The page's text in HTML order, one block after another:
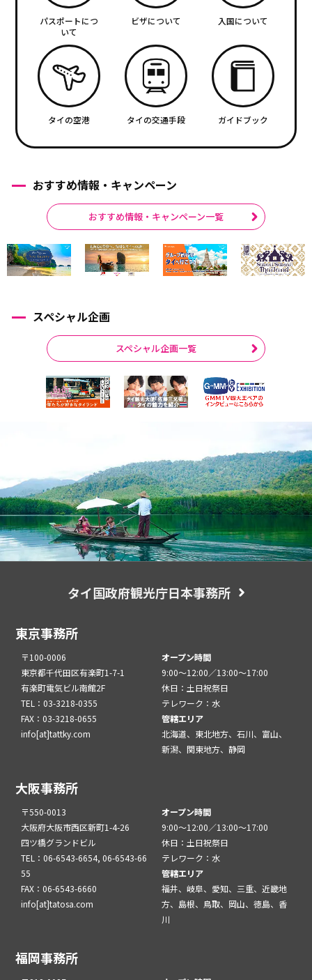
パスポートにつ
いて
ビザについて 入国について
タイの空港 タイの交通手段 ガイドブック
おすすめ情報・キャンペーン
おすすめ情報・キャンペーン一覧
スペシャル企画
スペシャル企画一覧
タイ国政府観光庁日本事務所
東京事務所
〒100-0006
東京都千代田区有楽町1-7-1
有楽町電気ビル南館2F
TEL：03-3218-0355
FAX：03-3218-0655
info[at]tattky.com
オープン時間
9:00～12:00／13:00～17:00
休日：土日祝祭日
テレワーク：水
管轄エリア
北海道、東北地方、石川、富山、
新潟、関東地方、静岡
大阪事務所
〒550-0013
大阪府大阪市西区新町1-4-26
四ツ橋グランドビル
TEL：06-6543-6654, 06-6543-66
55
FAX：06-6543-6660
info[at]tatosa.com
オープン時間
9:00～12:00／13:00～17:00
休日：土日祝祭日
テレワーク：水
管轄エリア
福井、岐阜、愛知、三重、近畿地
方、島根、鳥取、岡山、徳島、香
川
福岡事務所